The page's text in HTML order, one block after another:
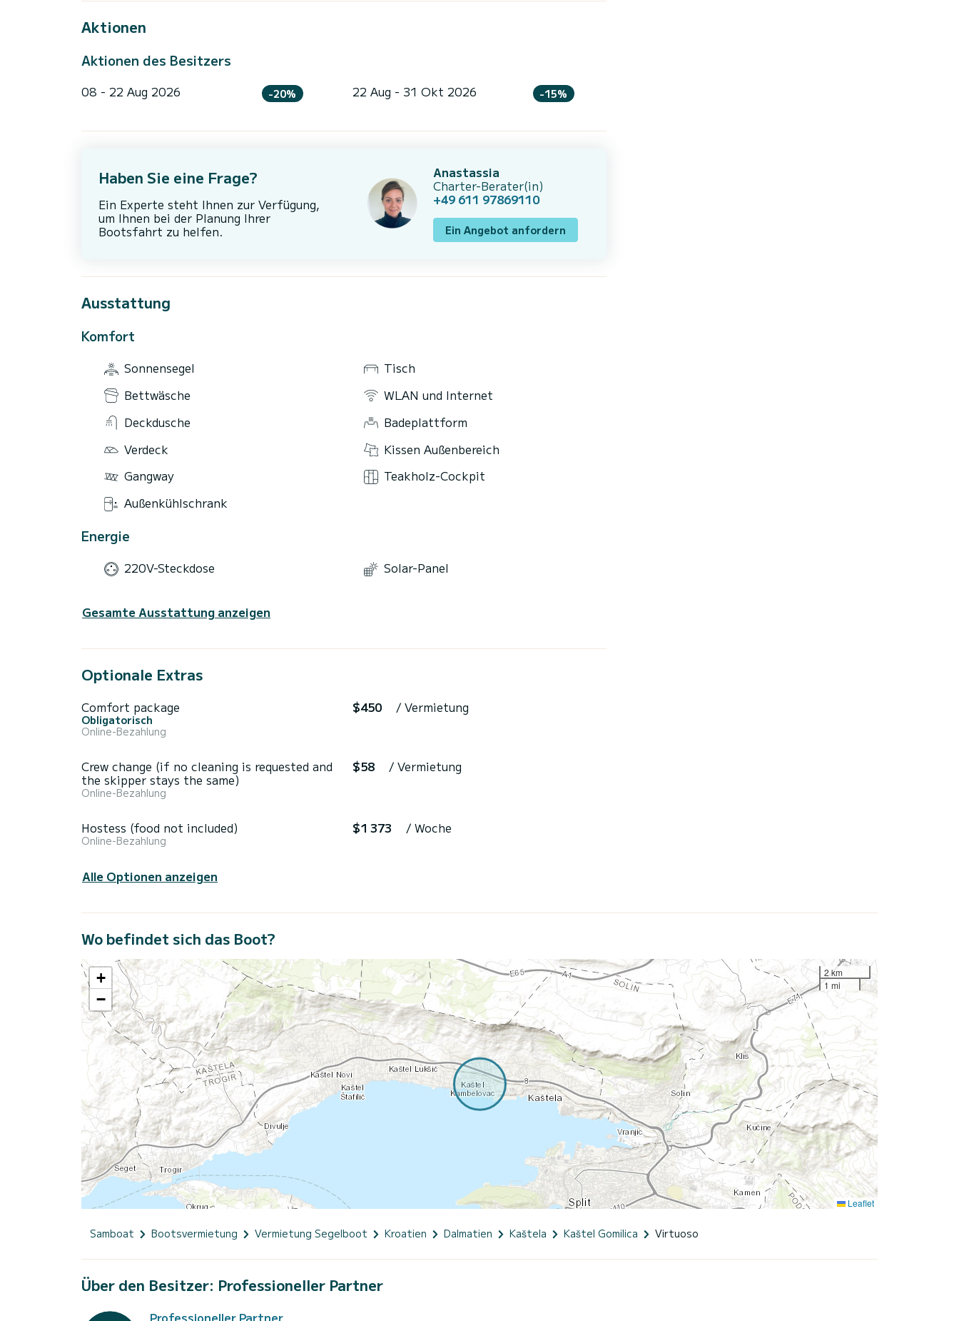
Aktionen
Aktionen des Besitzers
08 - 22 Aug 2026 -20% 22 Aug - 31 Okt 2026 -15%
Haben Sie eine Frage?
Ein Experte steht Ihnen zur Verfügung,
um Ihnen bei der Planung Ihrer
Bootsfahrt zu helfen.
Anastassia
Charter-Berater(in)
+49 611 97869110
Ein Angebot anfordern
Ausstattung
Komfort
Sonnensegel
Tisch
Bettwäsche
WLAN und Internet
Deckdusche
Badeplattform
Verdeck
Kissen Außenbereich
Gangway
Teakholz-Cockpit
Außenkühlschrank
Energie
220V-Steckdose Solar-Panel
Gesamte Ausstattung anzeigen
Optionale Extras
Comfort package
Obligatorisch
Online-Bezahlung
$450 / Vermietung
Crew change (if no cleaning is requested and
the skipper stays the same)
Online-Bezahlung
$58 / Vermietung
Hostess (food not included)
Online-Bezahlung
$1 373 / Woche
Alle Optionen anzeigen
Wo befindet sich das Boot?
+
−
2 km
1 mi
Leaflet
Samboat Bootsvermietung Vermietung Segelboot Kroatien Dalmatien Kaštela Kaštel Gomilica Virtuoso
Über den Besitzer: Professioneller Partner
Professioneller Partner